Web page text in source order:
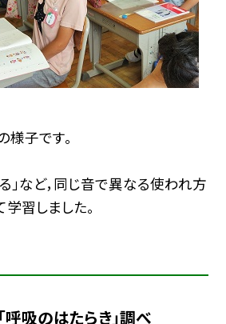
子です。
る」など，同じ音で異なる使われ方
習しました。
呼吸のはたらき」調べ